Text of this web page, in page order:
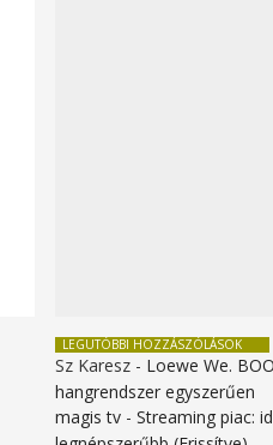
LEGUTÓBBI HOZZÁSZÓLÁSOK
Sz Karesz - Loewe We.
hangrendszer egyszerűen
magis tv -Streaming piac: